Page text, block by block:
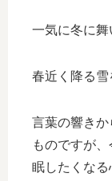
一気に冬に舞
春近く降る雪
言葉の響き
ものですが
眠したくなる